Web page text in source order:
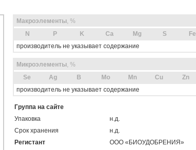
Макроэлементы, %
N
P K Ca Mg S
Fe
производитель не указывает содержание
Микроэлементы, %
Sе
Ag B Mo Mn Cu Zn
производитель не указывает содержание
Группа на сайте
Упаковка
н.д.
Срок хранения
н.д.
Регистант
ООО «БИОУДОБРЕНИЯ»